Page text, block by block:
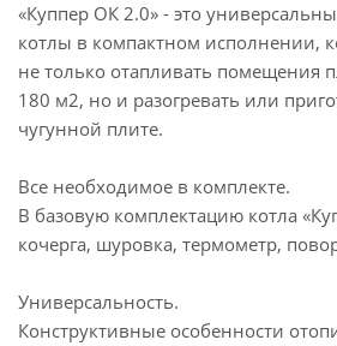
«Куппер ОК 2.0» - это
котлы в компактном исполнении,
не только отапливать помещения
180 м2, но и разогревать или
чугунной плите.
Все необходимое в комплекте.
В базовую комплектацию котла
кочерга, шуровка, термометр,
Универсальность.
Конструктивные особенности